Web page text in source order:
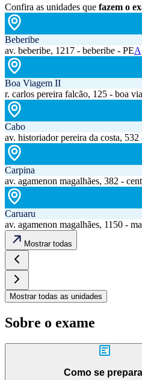
Confira as unidades que fazem o
Beberibe
av. beberibe, 1217 - beberibe - PE
Boa Viagem II
r. carlos pereira falcão, 125 - boa
Cabo
av. historiador pereira da costa, 532
Carpina
av. agamenon magalhães, 382 -
Caruaru
av. agamenon magalhães, 1150 -
Mostrar todas
Mostrar todas as unidades
Sobre o exame
Como se